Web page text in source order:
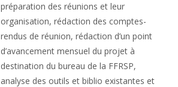
préparation des réunions et leur
organisation, rédaction des comptes-
rendus de réunion, rédaction d’un point
d’avancement mensuel du projet à
destination du bureau de la FFRSP,
analyse des outils et biblio existantes et